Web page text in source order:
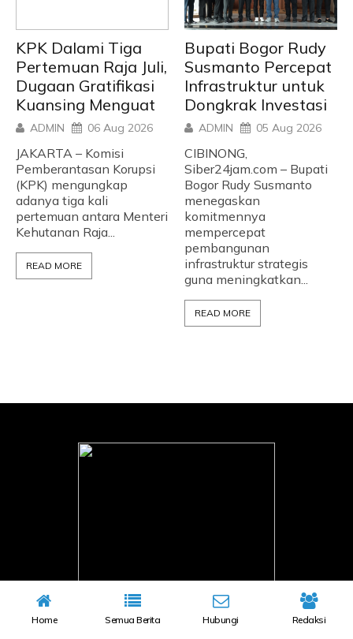
KPK Dalami Tiga
Pertemuan Raja Juli,
Dugaan Gratifikasi
Kuansing Menguat
ADMIN 06 Aug 2026
JAKARTA – Komisi
Pemberantasan Korupsi
(KPK) mengungkap
adanya tiga kali
pertemuan antara Menteri
Kehutanan Raja...
READ MORE
Bupati Bogor Rudy
Susmanto Percepat
Infrastruktur untuk
Dongkrak Investasi
ADMIN 05 Aug 2026
CIBINONG,
Siber24jam.com – Bupati
Bogor Rudy Susmanto
menegaskan
komitmennya
mempercepat
pembangunan
infrastruktur strategis
guna meningkatkan...
READ MORE
Home Semua Berita Hubungi Redaksi